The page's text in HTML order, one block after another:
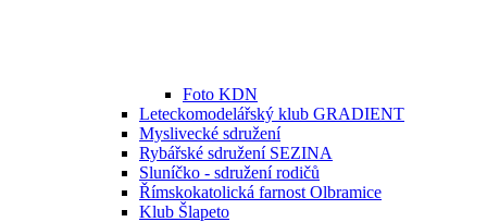
Foto KDN
Leteckomodelářský klub GRADIENT
Myslivecké sdružení
Rybářské sdružení SEZINA
Sluníčko - sdružení rodičů
Římskokatolická farnost Olbramice
Klub Šlapeto